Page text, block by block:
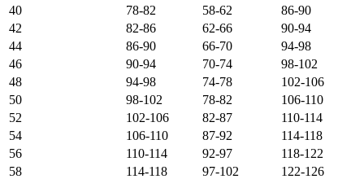
40
78-82 58-62
86-90
42
82-86 62-66
90-94
44
86-90 66-70
94-98
46
90-94 70-74
98-102
48
94-98 74-78
102-106
50
98-102 78-82
106-110
52
102-106 82-87
110-114
54
106-110 87-92
114-118
56
110-114 92-97
118-122
58
114-118 97-102
122-126